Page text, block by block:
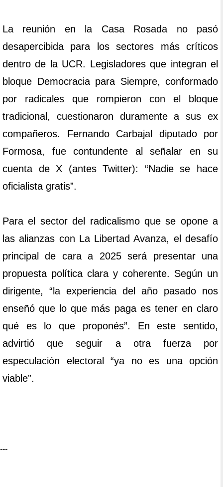
La reunión en la Casa Rosada no pasó
desapercibida para los sectores más críticos
dentro de la UCR. Legisladores que integran el
bloque Democracia para Siempre, conformado
por radicales que rompieron con el bloque
tradicional, cuestionaron duramente a sus ex
compañeros. Fernando Carbajal diputado por
Formosa, fue contundente al señalar en su
cuenta de X (antes Twitter): “Nadie se hace
oficialista gratis”.
Para el sector del radicalismo que se opone a
las alianzas con La Libertad Avanza, el desafío
principal de cara a 2025 será presentar una
propuesta política clara y coherente. Según un
dirigente, “la experiencia del año pasado nos
enseñó que lo que más paga es tener en claro
qué es lo que proponés”. En este sentido,
advirtió que seguir a otra fuerza por
especulación electoral “ya no es una opción
viable”.
---